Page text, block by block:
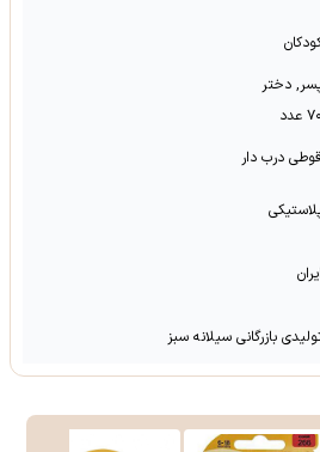
دختر
۷۰ عدد
قوطی درب دار
ایران
بازرگانی سیلانه سبز